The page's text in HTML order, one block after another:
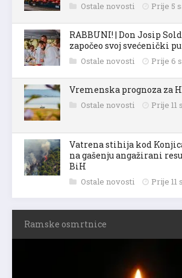
Ostale novosti Prije 5
RABBUNI! | Don Josip
započeo svoj svećenički
Ostale novosti Prije 6
Vremenska prognoza za
Ostale novosti Prije 11
Vatrena stihija kod
na gašenju angažirani
BiH
Ostale novosti Prije 11
Ramske osmrtnice